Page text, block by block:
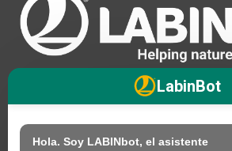
Nosotros
LabinBot
Hola. Soy LABINbot, el asistente